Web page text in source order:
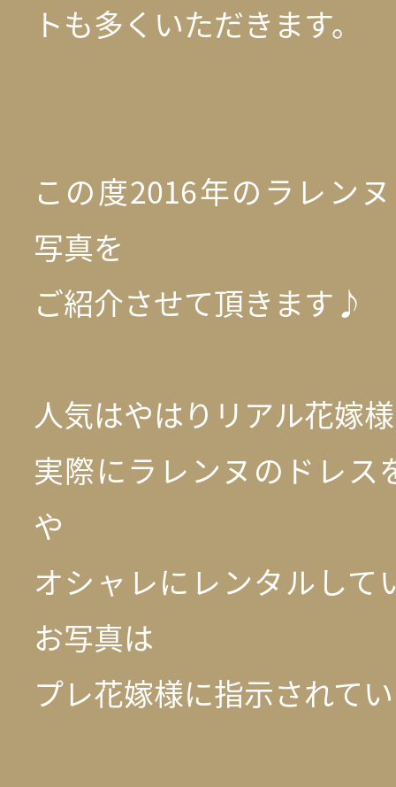
トも多くいただきます。
この度2016年のラレン
写真を
ご紹介させて頂きます♪
人気はやはりリアル花嫁
実際にラレンヌのドレス
や
オシャレにレンタルして
お写真は
プレ花嫁様に指示されて